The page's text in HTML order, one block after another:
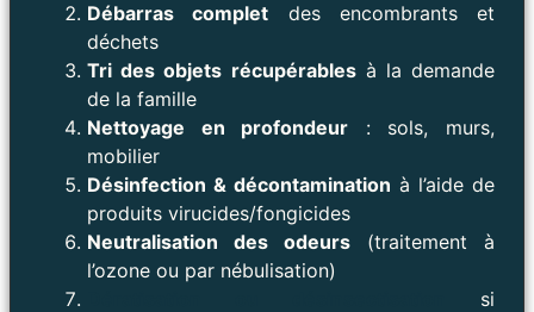
Débarras complet des encombrants et
déchets
Tri des objets récupérablesà la demande
de la famille
Nettoyage en profondeur : sols, murs,
mobilier
Désinfection & décontamination à l’aide de
produits virucides/fongicides
Neutralisation des odeurs (traitement à
l’ozone ou par nébulisation)
si